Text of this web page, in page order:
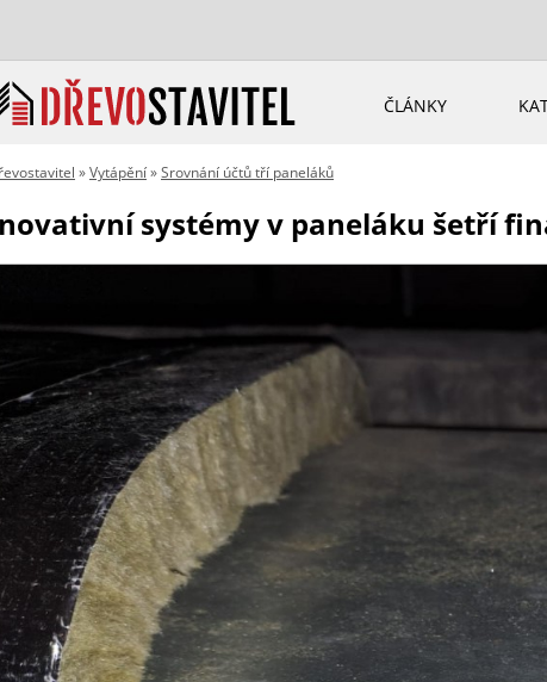
ČLÁNKY
»Vytápění»Srovnání účtů tří paneláků
systémy v paneláku šetří